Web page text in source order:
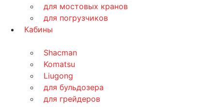
для мостовых кранов
для погрузчиков
Кабины
Shacman
Komatsu
Liugong
для бульдозера
для грейдеров